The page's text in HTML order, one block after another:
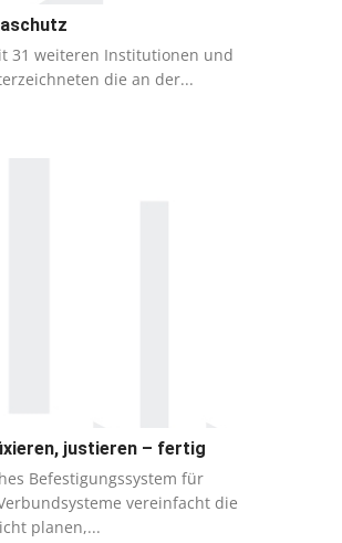
31 weiteren Institutionen und
die an der...
justieren – fertig
Befestigungssystem für
vereinfacht die
planen,...